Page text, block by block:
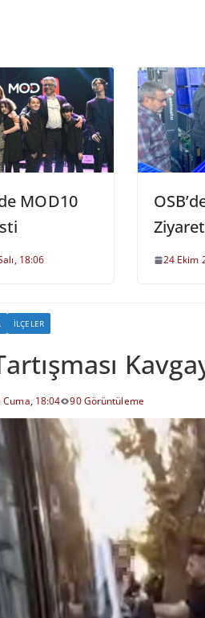
MOD10
18:06 24 Ekim
İLÇELER
Cuma, 18:04 90 Görüntüleme